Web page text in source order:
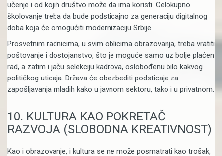
učenje i od kojih društvo može da ima koristi. Celokupno
školovanje treba da bude podsticajno za generaciju digitalnog
doba koja će omogućiti modernizaciju Srbije.
Prosvetnim radnicima, u svim oblicima obrazovanja, treba vratiti
poštovanje i dostojanstvo, što je moguće samo uz bolje plaćen
rad, a zatim i jaču selekciju kadrova, oslobođenu bilo kakvog
političkog uticaja. Država će obezbediti podsticaje za
zapošljavanja mladih kako u javnom sektoru, tako i u privatnom.
10. KULTURA KAO POKRETAČ
RAZVOJA (SLOBODNA KREATIVNOST)
Kao i obrazovanje, i kultura se ne može posmatrati kao trošak,